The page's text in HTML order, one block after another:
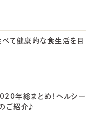
べて健康的な食生活を目
年総まとめ！ヘルシー
ご紹介♪